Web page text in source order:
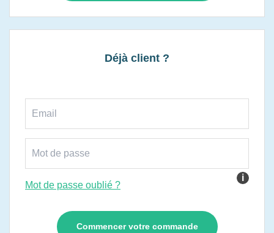
Déjà client ?
i
Mot de passe oublié ?